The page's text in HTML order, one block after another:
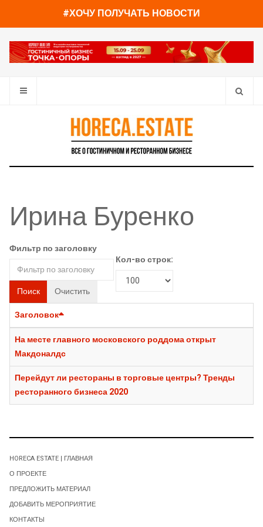
#ХОЧУ ПОЛУЧАТЬ НОВОСТИ
Ирина Буренко
Фильтр по заголовку
Поиск Очистить
Кол-во строк:
Заголовок
На месте главного московского роддома открыт
Макдоналдс
Перейдут ли рестораны в торговые центры? Тренды
ресторанного бизнеса 2020
HORECA ESTATE | ГЛАВНАЯ
О ПРОЕКТЕ
ПРЕДЛОЖИТЬ МАТЕРИАЛ
ДОБАВИТЬ МЕРОПРИЯТИЕ
КОНТАКТЫ